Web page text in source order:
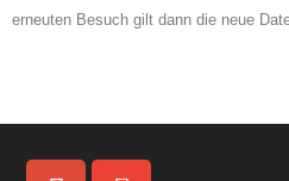
erneuten Besuch gilt dann die neue